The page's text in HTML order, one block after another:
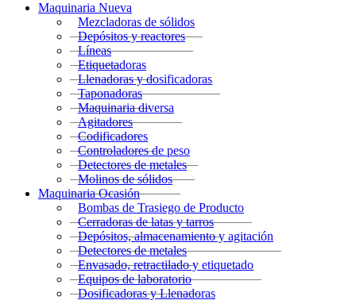
Maquinaria Nueva
Mezcladoras de sólidos
Depósitos y reactores
Líneas
Etiquetadoras
Llenadoras y dosificadoras
Taponadoras
Maquinaria diversa
Agitadores
Codificadores
Controladores de peso
Detectores de metales
Molinos de sólidos
Maquinaria Ocasión
Bombas de Trasiego de Producto
Cerradoras de latas y tarros
Depósitos, almacenamiento y agitación
Detectores de metales
Envasado, retractilado y etiquetado
Equipos de laboratorio
Dosificadoras y Llenadoras